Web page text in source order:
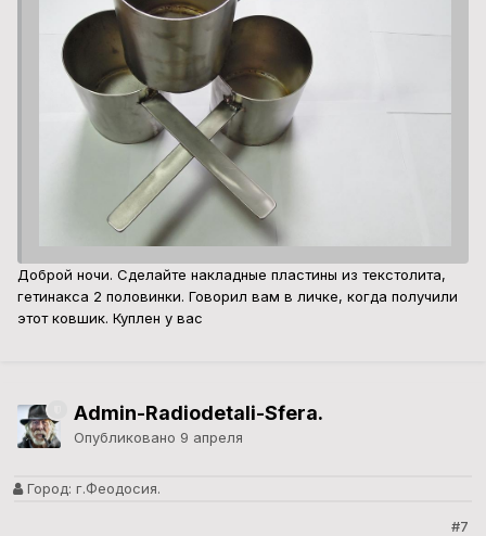
Доброй ночи. Сделайте накладные пластины из текстолита,
гетинакса 2 половинки. Говорил вам в личке, когда получили
этот ковшик. Куплен у вас
Admin-Radiodetali-Sfera.
Опубликовано 9 апреля
Город: г.Феодосия.
#7